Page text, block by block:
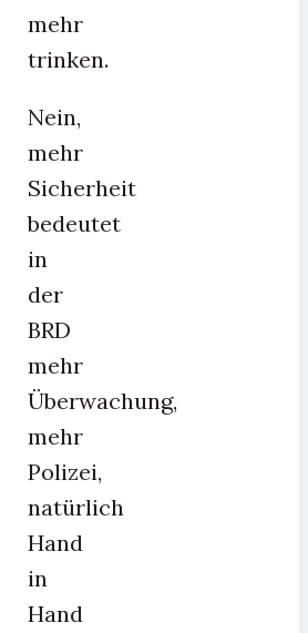
mehr
trinken.
Nein,
mehr
Sicherheit
bedeutet
in
der
BRD
mehr
Überwachung,
mehr
Polizei,
natürlich
Hand
in
Hand